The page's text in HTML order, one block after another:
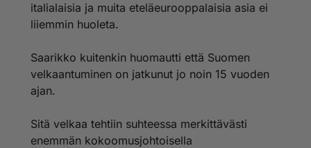
italialaisia ja muita eteläeurooppalaisia asia ei
liiemmin huoleta.
Saarikko kuitenkin huomautti että Suomen
velkaantuminen on jatkunut jo noin 15 vuoden
ajan.
Sitä velkaa tehtiin suhteessa merkittävästi
enemmän kokoomusjohtoisella